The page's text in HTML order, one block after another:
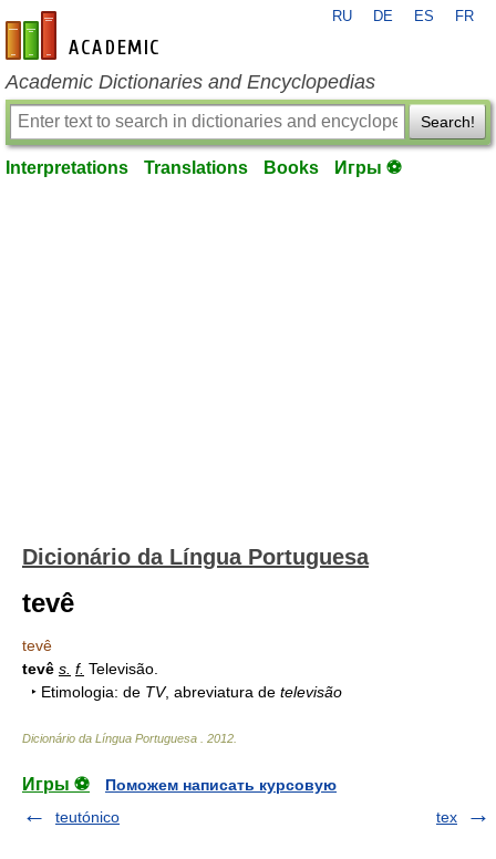
en-academic.com
RU DE ES FR
Academic Dictionaries and Encyclopedias
Search!
Interpretations Translations Books Игры ⚽
Dicionário da Língua Portuguesa
tevê
tevê
tevê s. f. Televisão.
‣ Etimologia: de TV, abreviatura de televisão
Dicionário da Língua Portuguesa 2012
Игры ⚽
Поможем написать курсовую
teutónico
tex